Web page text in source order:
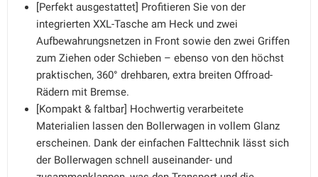
[Perfekt ausgestattet] Profitieren Sie von der
integrierten XXL-Tasche am Heck und zwei
Aufbewahrungsnetzen in Front sowie den zwei Griffen
zum Ziehen oder Schieben – ebenso von den höchst
praktischen, 360° drehbaren, extra breiten Offroad-
Rädern mit Bremse.
[Kompakt & faltbar] Hochwertig verarbeitete
Materialien lassen den Bollerwagen in vollem Glanz
erscheinen. Dank der einfachen Falttechnik lässt sich
der Bollerwagen schnell auseinander- und